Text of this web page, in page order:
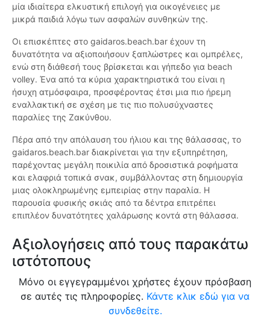
μία ιδιαίτερα ελκυστική επιλογή για οικογένειες με
μικρά παιδιά λόγω των ασφαλών συνθηκών της.
Οι επισκέπτες στο gaidaros.beach.bar έχουν τη
δυνατότητα να αξιοποιήσουν ξαπλώστρες και ομπρέλες,
ενώ στη διάθεσή τους βρίσκεται και γήπεδο για beach
volley. Ένα από τα κύρια χαρακτηριστικά του είναι η
ήσυχη ατμόσφαιρα, προσφέροντας έτσι μια πιο ήρεμη
εναλλακτική σε σχέση με τις πιο πολυσύχναστες
παραλίες της Ζακύνθου.
Πέρα από την απόλαυση του ήλιου και της θάλασσας, το
gaidaros.beach.bar διακρίνεται για την εξυπηρέτηση,
παρέχοντας μεγάλη ποικιλία από δροσιστικά ροφήματα
και ελαφριά τοπικά σνακ, συμβάλλοντας στη δημιουργία
μιας ολοκληρωμένης εμπειρίας στην παραλία. Η
παρουσία φυσικής σκιάς από τα δέντρα επιτρέπει
επιπλέον δυνατότητες χαλάρωσης κοντά στη θάλασσα.
Αξιολογήσεις από τους παρακάτω
ιστότοπους
Μόνο οι εγγεγραμμένοι χρήστες έχουν πρόσβαση
σε αυτές τις πληροφορίες. Κάντε κλικ εδώ για να
συνδεθείτε.